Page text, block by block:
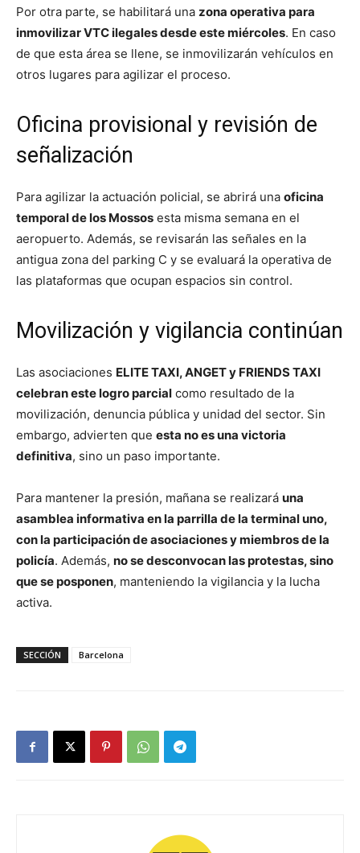
Por otra parte, se habilitará una zona operativa para
inmovilizar VTC ilegales desde este miércoles. En caso
de que esta área se llene, se inmovilizarán vehículos en
otros lugares para agilizar el proceso.
Oficina provisional y revisión de
señalización
Para agilizar la actuación policial, se abrirá una oficina
temporal de los Mossos esta misma semana en el
aeropuerto. Además, se revisarán las señales en la
antigua zona del parking C y se evaluará la operativa de
las plataformas que ocupan espacios sin control.
Movilización y vigilancia continúan
Las asociaciones ELITE TAXI, ANGET y FRIENDS TAXI
celebran este logro parcial como resultado de la
movilización, denuncia pública y unidad del sector. Sin
embargo, advierten que esta no es una victoria
definitiva, sino un paso importante.
Para mantener la presión, mañana se realizará una
asamblea informativa en la parrilla de la terminal uno,
con la participación de asociaciones y miembros de la
policía. Además, no se desconvocan las protestas, sino
que se posponen, manteniendo la vigilancia y la lucha
activa.
SECCIÓN Barcelona